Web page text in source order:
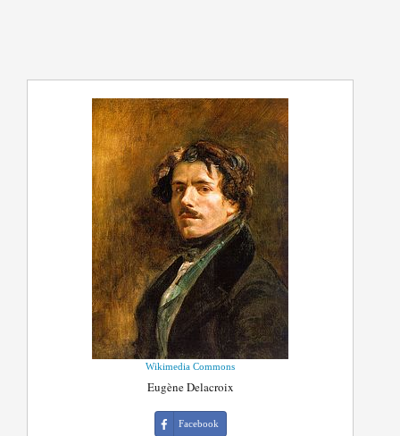
Wikimedia Commons
Eugène Delacroix
Facebook